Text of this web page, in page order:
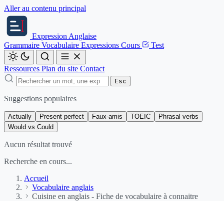
Aller au contenu principal
Expression Anglaise
Grammaire Vocabulaire Expressions Cours Test
Ressources Plan du site Contact
Esc
Suggestions populaires
Actually Present perfect Faux-amis TOEIC
Phrasal verbs
Would vs Could
Aucun résultat trouvé
Recherche en cours...
Accueil
Vocabulaire anglais
Cuisine en anglais - Fiche de vocabulaire à connaitre